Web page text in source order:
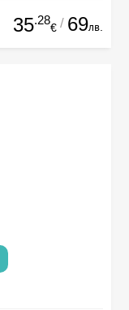
35.28
€ / 69лв.